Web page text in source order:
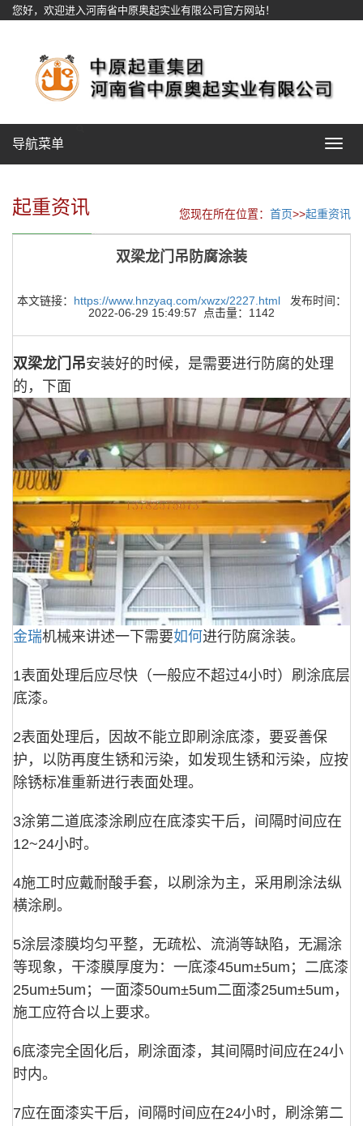
您好，欢迎进入河南省中原奥起实业有限公司官方网站！
Toggle
导航菜单
起重资讯 您现在所在位置： 首页>>起重资讯
双梁龙门吊防腐涂装
本文链接： https://www.hnzyaq.com/xwzx/2227.html发布时间：
2022-06-29 15:49:57 点击量：1142
双梁龙门吊安装好的时候，是需要进行防腐的处理
的，下面
金瑞机械来讲述一下需要如何进行防腐涂装。
1表面处理后应尽快（一般应不超过4小时）刷涂底层
底漆。
2表面处理后，因故不能立即刷涂底漆，要妥善保
护，以防再度生锈和污染，如发现生锈和污染，应按
除锈标准重新进行表面处理。
3涂第二道底漆涂刷应在底漆实干后，间隔时间应在
12~24小时。
4施工时应戴耐酸手套，以刷涂为主，采用刷涂法纵
横涂刷。
5涂层漆膜均匀平整，无疏松、流淌等缺陷，无漏涂
等现象，干漆膜厚度为：一底漆45um±5um；二底漆
25um±5um；一面漆50um±5um二面漆25um±5um，
施工应符合以上要求。
6底漆完全固化后，刷涂面漆，其间隔时间应在24小
时内。
7应在面漆实干后，间隔时间应在24小时，刷涂第二